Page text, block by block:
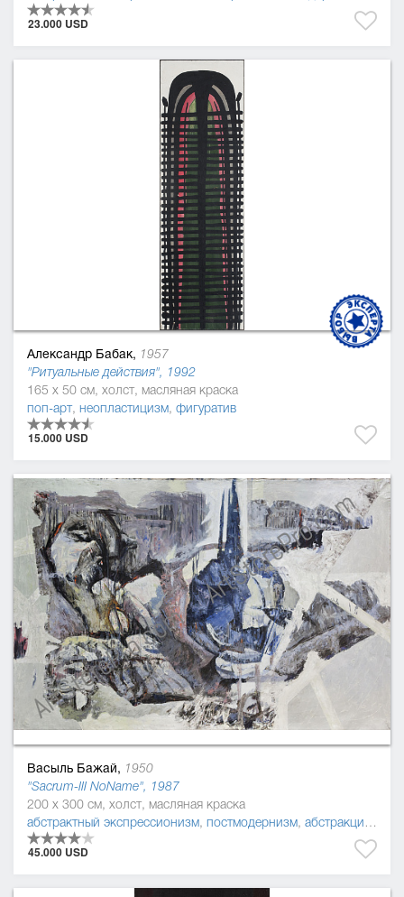
23.000 USD
Александр Бабак, 1957
"Ритуальные действия", 1992
165 x 50 см, холст, масляная краска
поп-арт, неопластицизм, фигуратив
15.000 USD
Васыль Бажай, 1950
"Sacrum-ІІІ NoName", 1987
200 x 300 см, холст, масляная краска
абстрактный экспрессионизм, постмодернизм, абстракционизм
45.000 USD